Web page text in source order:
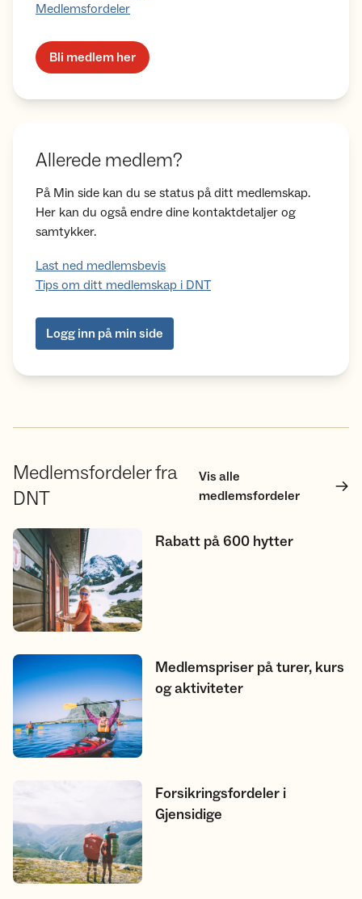
Medlemsfordeler
Bli medlem her
Allerede medlem?
På Min side kan du se status på ditt medlemskap.
Her kan du også endre dine kontaktdetaljer og
samtykker.
Last ned medlemsbevis
Tips om ditt medlemskap i DNT
Logg inn på min side
Medlemsfordeler fra
DNT
Vis alle
medlemsfordeler
Rabatt på 600 hytter Rabatt på 600 hytter
Medlemspriser på turer, kurs og aktiviteterMedlemspriser på turer, kurs
og aktiviteter
Forsikringsfordeler i GjensidigeForsikringsfordeler i
Gjensidige